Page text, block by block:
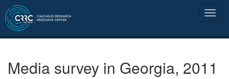
Media survey in Georgia, 2011